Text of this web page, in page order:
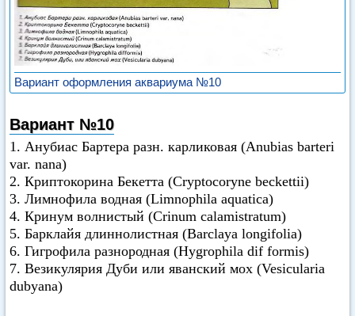
Вариант оформления аквариума №10
Вариант №10
1. Анубиас Бартера разн. карликовая (Anubias barteri
var. nana)
2. Криптокорина Бекетта (Cryptocoryne beckettii)
3. Лимнофила водная (Limnophila aquatica)
4. Кринум волнистый (Crinum calamistratum)
5. Барклайя длиннолистная (Barclaya longifolia)
6. Гигрофила разнородная (Hygrophila dif formis)
7. Везикулярия Дуби или яванский мох (Vesicularia
dubyana)